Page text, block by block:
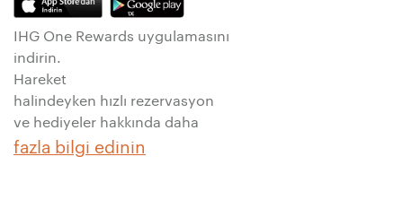
IHG One Rewards uygulamasını
indirin.
Hareket
halindeyken hızlı rezervasyon
ve hediyeler hakkında daha
fazla bilgi edinin